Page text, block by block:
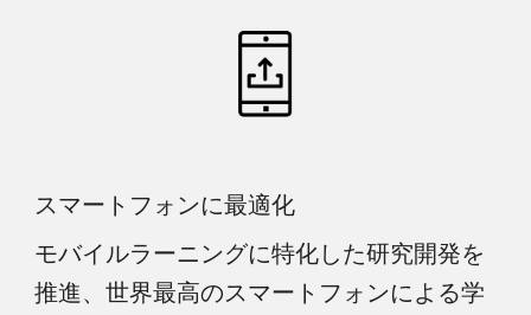
スマートフォンに最適化
モバイルラーニングに特化した研究開発を
推進、世界最高のスマートフォンによる学